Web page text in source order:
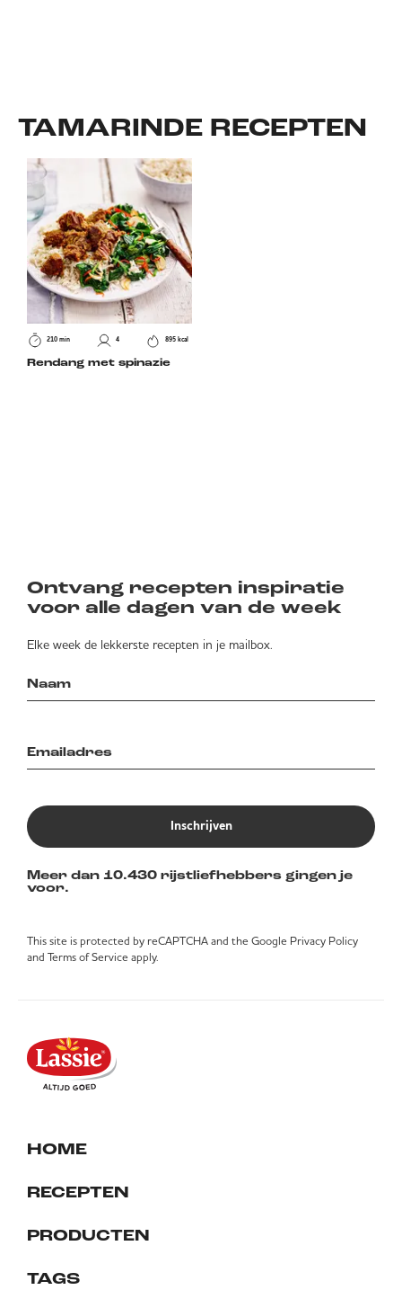
TAMARINDE RECEPTEN
210 min 4 895 kcal
Rendang met spinazie
Ontvang recepten inspiratie
voor alle dagen van de week
Elke week de lekkerste recepten in je mailbox.
Inschrijven
Meer dan 10.430 rijstliefhebbers gingen je
voor.
This site is protected by reCAPTCHA and the Google Privacy Policy
and Terms of Service apply.
HOME
RECEPTEN
PRODUCTEN
TAGS